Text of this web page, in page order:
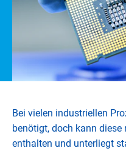
Bei vielen industriellen
benötigt, doch kann
enthalten und unterliegt